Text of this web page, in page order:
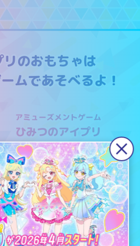
リのおもちゃは
ムであそべるよ！
アミューズメントゲーム
ひみつのアイプリ
キラキラのカードを
リズムに合わせて動かす
新感覚のライブ体験ゲーム！
大きな画面で、
アニメでお馴染みの
キラキラのライブを
楽しめちゃう♪
めざせ！キラキラの
バズリウムチェンジ！
×